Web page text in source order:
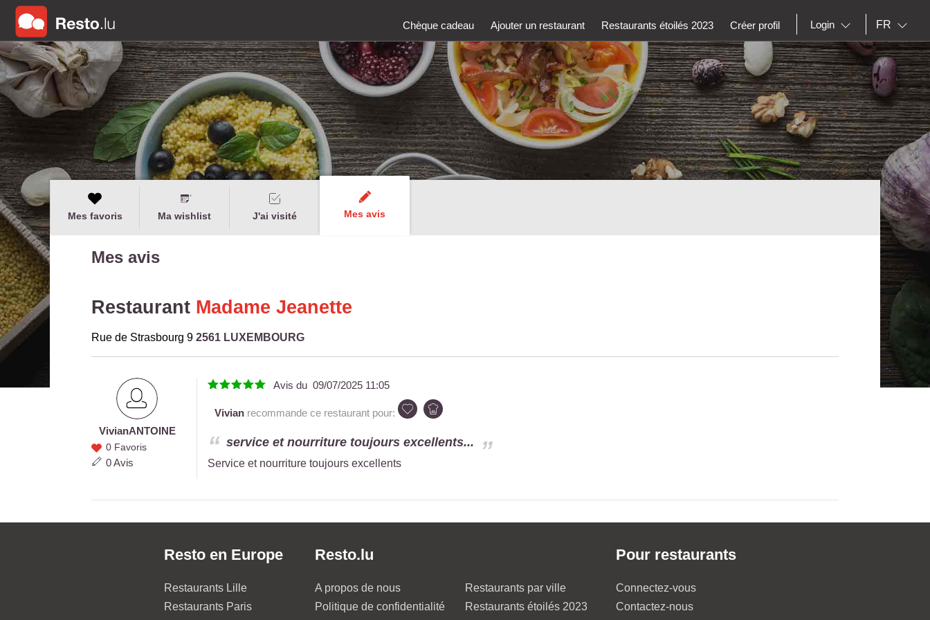
Chèque cadeau Ajouter un restaurant Restaurants étoilés 2023 Créer profil Login FR
Mes favoris Ma wishlist J'ai visité Mes avis
Mes avis
Restaurant Madame Jeanette
Rue de Strasbourg 9 2561 LUXEMBOURG
Vivian
ANTOINE
VivianANTOINE
0 Favoris
0 Avis
Avis du 09/07/2025 11:05
Vivian recommande ce restaurant pour:
service et nourriture toujours excellents...
Service et nourriture toujours excellents
Resto en Europe
Restaurants Lille
Restaurants Paris
Resto.lu
A propos de nous
Politique de confidentialité
Restaurants par ville
Restaurants étoilés 2023
Pour restaurants
Connectez-vous
Contactez-nous